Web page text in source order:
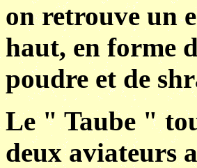
on retrouve un
haut, en forme
poudre et de
Le " Taube "
deux aviateurs